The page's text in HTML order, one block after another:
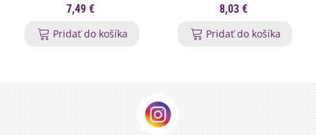
7,49 €
Pridať do košíka
8,03 €
Pridať do košíka